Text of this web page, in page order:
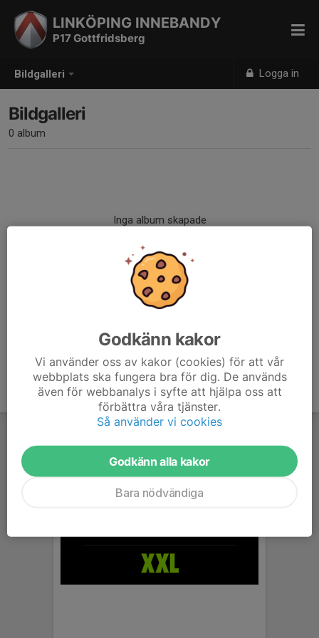
Bildgalleri Logga in
LINKÖPING INNEBANDY
P17 Gottfridsberg
Bildgalleri
0 album
Inga album skapade
Godkänn kakor
Vi använder oss av kakor (cookies) för att vår
webbplats ska fungera bra för dig. De används
även för webbanalys i syfte att hjälpa oss att
förbättra våra tjänster.
Så använder vi cookies
Godkänn alla kakor
Bara nödvändiga